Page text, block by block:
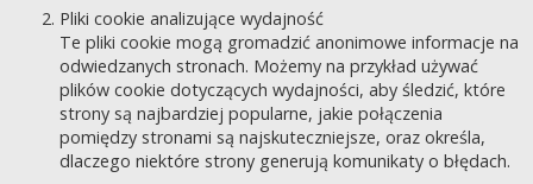
Pliki cookie analizujące wydajność
Te pliki cookie mogą gromadzić anonimowe informacje na
odwiedzanych stronach. Możemy na przykład używać
plików cookie dotyczących wydajności, aby śledzić, które
strony są najbardziej popularne, jakie połączenia
pomiędzy stronami są najskuteczniejsze, oraz określa,
dlaczego niektóre strony generują komunikaty o błędach.